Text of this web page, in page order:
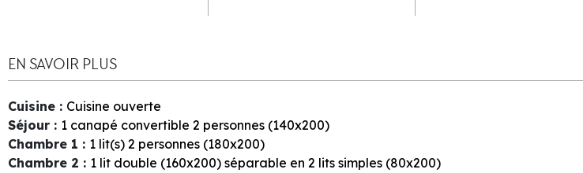
EN SAVOIR PLUS
Cuisine : Cuisine ouverte
Séjour : 1 canapé convertible 2 personnes (140x200)
Chambre 1 : 1 lit(s) 2 personnes (180x200)
Chambre 2 : 1 lit double (160x200) séparable en 2 lits simples (80x200)